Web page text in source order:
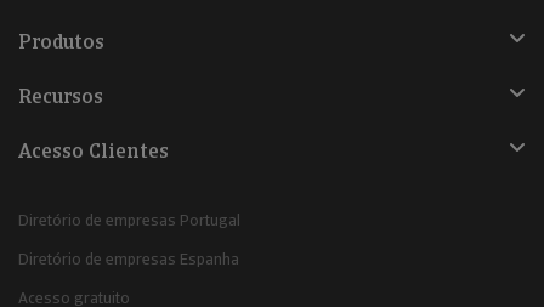
Produtos
Recursos
Acesso Clientes
Diretório de empresas Portugal
Diretório de empresas Espanha
Acesso gratuito